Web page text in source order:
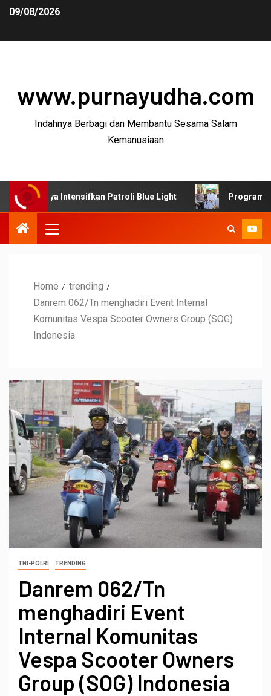
09/08/2026
www.purnayudha.com
Indahnya Berbagi dan Membantu Sesama Salam
Kemanusiaan
Intensifkan Patroli Blue Light Program SUJUD
Home
trending
Danrem 062/Tn menghadiri Event Internal
Komunitas Vespa Scooter Owners Group (SOG)
Indonesia
TNI-POLRI TRENDING
Danrem 062/Tn
menghadiri Event
Internal Komunitas
Vespa Scooter Owners
Group (SOG) Indonesia